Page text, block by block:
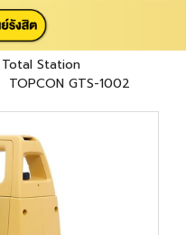
Station
TOPCON GTS-1002